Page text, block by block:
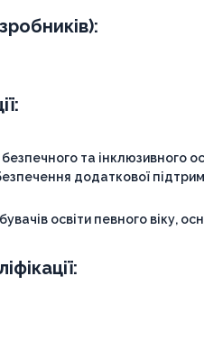
та інклюзивного
додаткової
освіти певного віку,